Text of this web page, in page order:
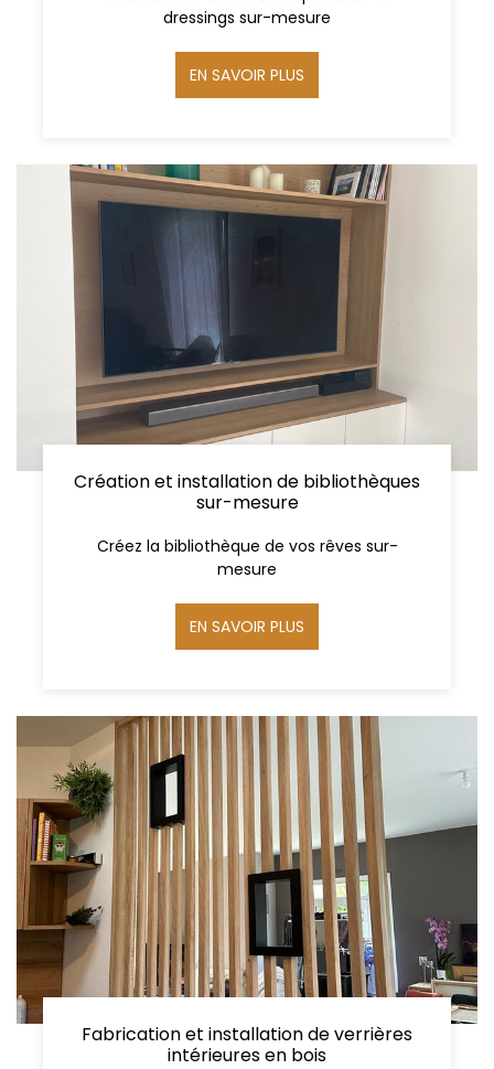
dressings sur-mesure
EN SAVOIR PLUS
Création et installation de bibliothèques
sur-mesure
Créez la bibliothèque de vos rêves sur-
mesure
EN SAVOIR PLUS
Fabrication et installation de verrières
intérieures en bois